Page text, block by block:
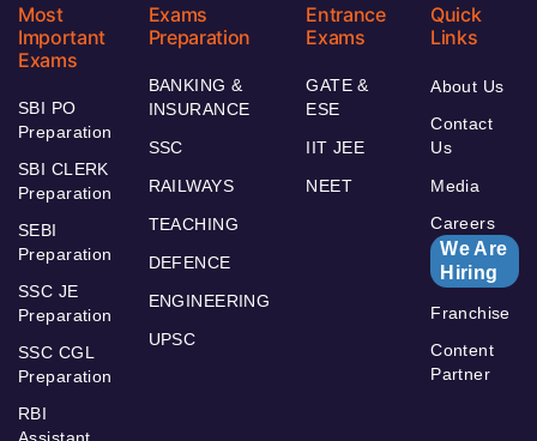
Most
Important
Exams
SBI PO
Preparation
SBI CLERK
Preparation
SEBI
Preparation
SSC JE
Preparation
SSC CGL
Preparation
RBI
Assistant
Exams
Preparation
BANKING &
INSURANCE
SSC
RAILWAYS
TEACHING
DEFENCE
ENGINEERING
UPSC
Entrance
Exams
GATE &
ESE
IIT JEE
NEET
Quick
Links
About Us
Contact
Us
Media
Careers
We Are
Hiring
Franchise
Content
Partner